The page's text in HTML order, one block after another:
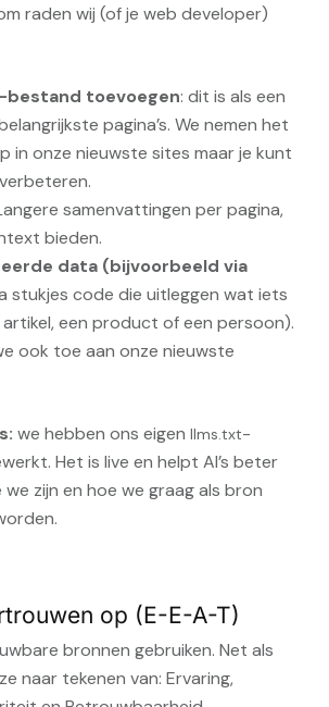
raden wij (of je web developer)
-bestand toevoegen: dit is als een
pagina’s. We nemen het
in onze nieuwste sites maar je kunt
samenvattingen per pagina,
bieden.
data (bijvoorbeeld via
stukjes code die uitleggen wat iets
artikel, een product of een persoon).
ook toe aan onze nieuwste
we hebben ons eigenllms.txt-
Het is live en helpt AI’s beter
zijn en hoe we graag als bron
op (E-E-A-T)
bronnen gebruiken. Net als
naar tekenen van: Ervaring,